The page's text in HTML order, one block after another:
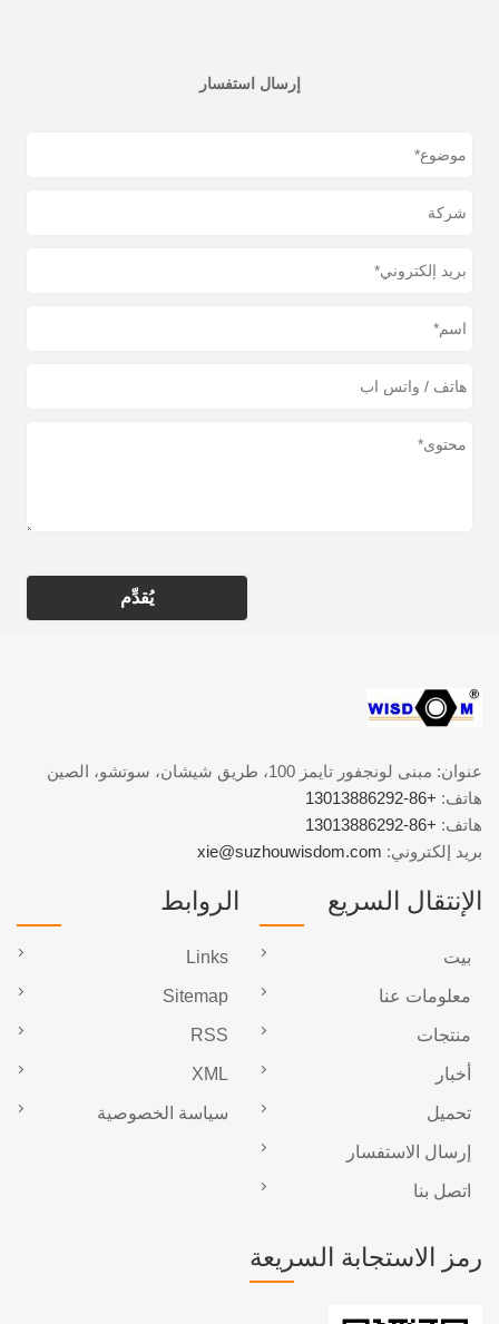
إرسال استفسار
يُقدِّم
عنوان: مبنى لونجفور تايمز 100، طريق شيشان، سوتشو، الصين
هاتف: +86-13013886292
هاتف: +86-13013886292
بريد إلكتروني: xie@suzhouwisdom.com
الإنتقال السريع
بيت
معلومات عنا
منتجات
أخبار
تحميل
إرسال الاستفسار
اتصل بنا
الروابط
Links
Sitemap
RSS
XML
سياسة الخصوصية
رمز الاستجابة السريعة